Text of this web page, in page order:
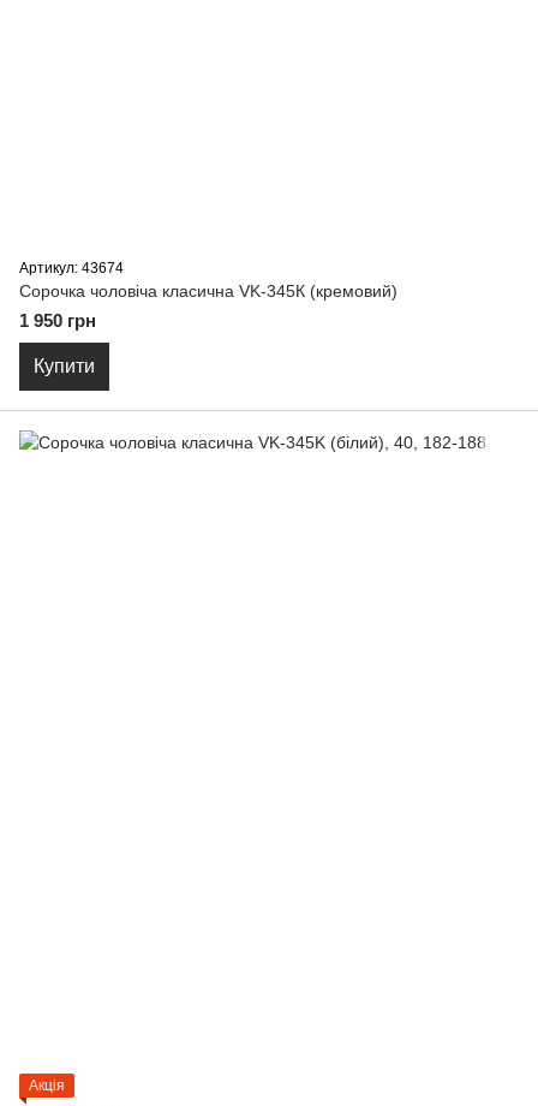
Артикул: 43674
Сорочка чоловіча класична VK-345К (кремовий)
1 950 грн
Купити
Акція